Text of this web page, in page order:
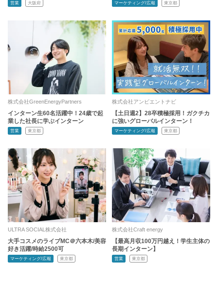
営業 大阪府 マーケティング/広報 東京都
株式会社GreenEnergyPartners
インターン生60名活躍中！24歳で起
業した社長に学ぶインターン
営業 東京都
株式会社アンビエントナビ
【土日週2】28卒積極採用！ガクチカ
に強いグローバルインターン！
マーケティング/広報 東京都
ULTRA SOCIAL株式会社
大手コスメのライブMC＠六本木/美容
好き活躍/時給2500可
マーケティング/広報 東京都
株式会社Craft energy
【最高月収100万円越え！学生主体の
長期インターン】
営業 東京都